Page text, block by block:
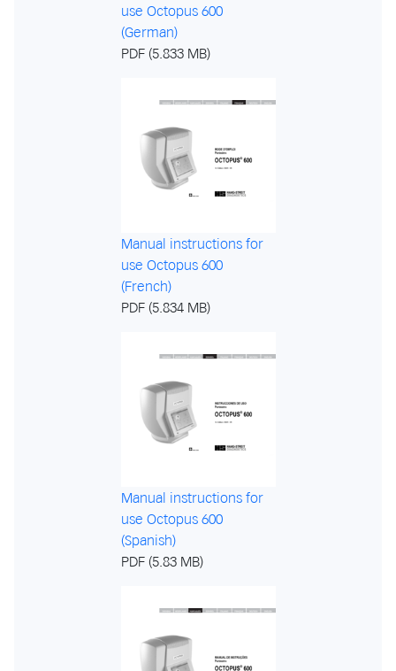
use Octopus 600
(German)
PDF (5.833 MB)
Manual instructions for
use Octopus 600
(French)
PDF (5.834 MB)
Manual instructions for
use Octopus 600
(Spanish)
PDF (5.83 MB)